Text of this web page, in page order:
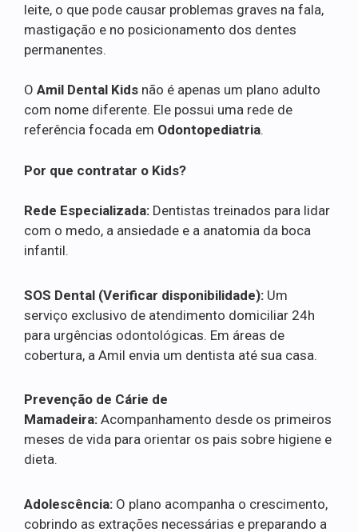
leite, o que pode causar problemas graves na fala,
mastigação e no posicionamento dos dentes
permanentes.
O Amil Dental Kids não é apenas um plano adulto
com nome diferente. Ele possui uma rede de
referência focada em Odontopediatria.
Por que contratar o Kids?
Rede Especializada: Dentistas treinados para lidar
com o medo, a ansiedade e a anatomia da boca
infantil.
SOS Dental (Verificar disponibilidade): Um
serviço exclusivo de atendimento domiciliar 24h
para urgências odontológicas. Em áreas de
cobertura, a Amil envia um dentista até sua casa.
Prevenção de Cárie de
Mamadeira: Acompanhamento desde os primeiros
meses de vida para orientar os pais sobre higiene e
dieta.
Adolescência: O plano acompanha o crescimento,
cobrindo as extrações necessárias e preparando a